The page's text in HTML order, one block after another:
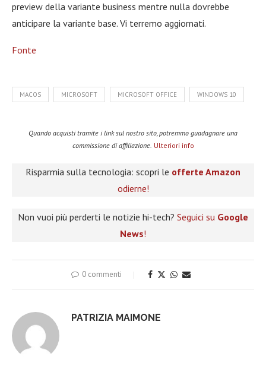
preview della variante business mentre nulla dovrebbe
anticipare la variante base. Vi terremo aggiornati.
Fonte
MACOS MICROSOFT MICROSOFT OFFICE WINDOWS 10
Quando acquisti tramite i link sul nostro sito, potremmo guadagnare una
commissione di affiliazione. Ulteriori info
Risparmia sulla tecnologia: scopri le offerte Amazon
odierne!
Non vuoi più perderti le notizie hi-tech? Seguici su Google
News!
0 commenti
PATRIZIA MAIMONE